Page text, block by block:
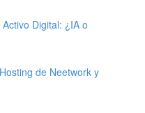
Digital: ¿IA o
de Neetwork y